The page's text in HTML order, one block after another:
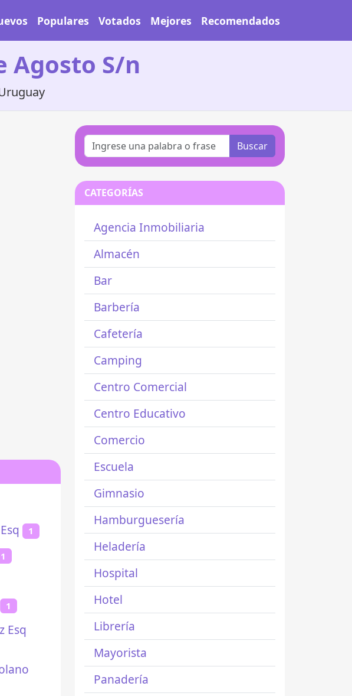
Populares Votados Mejores Recomendados
Agosto S/n
1
1
1
Esq
Buscar
CATEGORÍAS
Agencia Inmobiliaria
Almacén
Bar
Barbería
Cafetería
Camping
Centro Comercial
Centro Educativo
Comercio
Escuela
Gimnasio
Hamburguesería
Heladería
Hospital
Hotel
Librería
Mayorista
Panadería